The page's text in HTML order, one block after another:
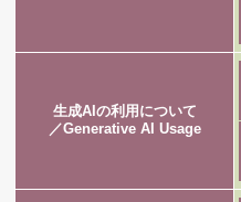
生成AIの利用について
／Generative AI Usage